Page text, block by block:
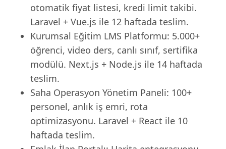
otomatik fiyat listesi, kredi limit takibi.
Laravel + Vue.js ile 12 haftada teslim.
Kurumsal Eğitim LMS Platformu: 5.000+
öğrenci, video ders, canlı sınıf, sertifika
modülü. Next.js + Node.js ile 14 haftada
teslim.
Saha Operasyon Yönetim Paneli: 100+
personel, anlık iş emri, rota
optimizasyonu. Laravel + React ile 10
haftada teslim.